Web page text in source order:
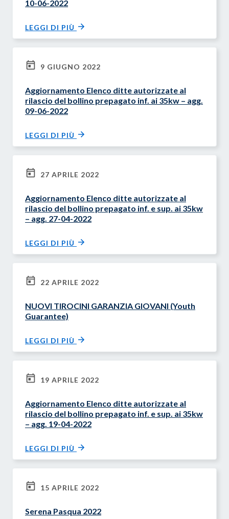
10-06-2022
LEGGI DI PIÙ
9 GIUGNO 2022
Aggiornamento Elenco ditte autorizzate al
rilascio del bollino prepagato inf. ai 35kw – agg.
09-06-2022
LEGGI DI PIÙ
27 APRILE 2022
Aggiornamento Elenco ditte autorizzate al
rilascio del bollino prepagato inf. e sup. ai 35kw
– agg. 27-04-2022
LEGGI DI PIÙ
22 APRILE 2022
NUOVI TIROCINI GARANZIA GIOVANI (Youth
Guarantee)
LEGGI DI PIÙ
19 APRILE 2022
Aggiornamento Elenco ditte autorizzate al
rilascio del bollino prepagato inf. e sup. ai 35kw
– agg. 19-04-2022
LEGGI DI PIÙ
15 APRILE 2022
Serena Pasqua 2022